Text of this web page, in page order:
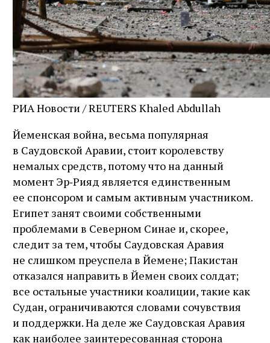
РИА Новости / REUTERS Khaled Abdullah
Йеменская война, весьма популярная
в Саудовской Аравии, стоит королевству
немалых средств, потому что на данный
момент Эр‑Рияд является единственным
ее спонсором и самым активным участником.
Египет занят своими собственными
проблемами в Северном Синае и, скорее,
следит за тем, чтобы Саудовская Аравия
не слишком преуспела в Йемене; Пакистан
отказался направить в Йемен своих солдат;
все остальные участники коалиции, такие как
Судан, ограничиваются словами сочувствия
и поддержки. На деле же Саудовская Аравия
как наиболее заинтересованная сторона